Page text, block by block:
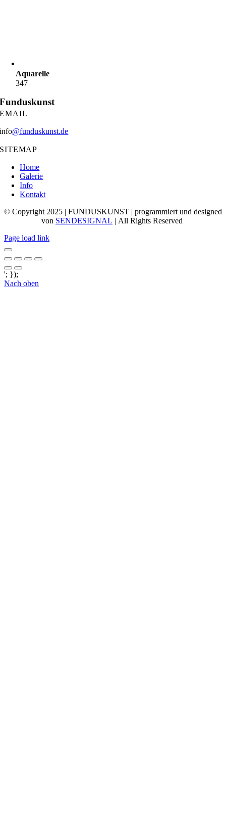
Aquarelle
347
Funduskunst
EMAIL
info@funduskunst.de
SITEMAP
Home
Galerie
Info
Kontakt
© Copyright 2025 | FUNDUSKUNST | programmiert und designed
von SENDESIGNAL | All Rights Reserved
Page load link
'; });
Nach oben